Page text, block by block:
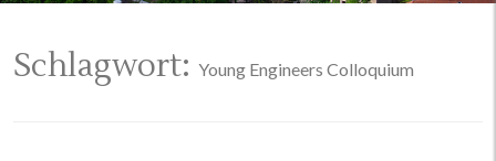
Schlagwort: Young Engineers Colloquium